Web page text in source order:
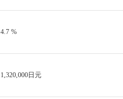
4.7 %
1,320,000日元